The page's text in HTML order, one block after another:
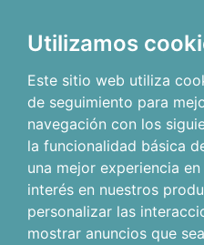
Utilizamos
Este sitio web utiliza
de seguimiento para
navegación con los
la funcionalidad básica
una mejor experiencia
interés en nuestros
personalizar las
mostrar anuncios que